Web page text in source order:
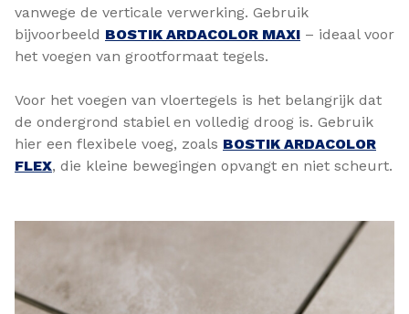
vanwege de verticale verwerking. Gebruik
bijvoorbeeld BOSTIK ARDACOLOR MAXI – ideaal voor
het voegen van grootformaat tegels.
Voor het voegen van vloertegels is het belangrijk dat
de ondergrond stabiel en volledig droog is. Gebruik
hier een flexibele voeg, zoals BOSTIK ARDACOLOR
FLEX, die kleine bewegingen opvangt en niet scheurt.